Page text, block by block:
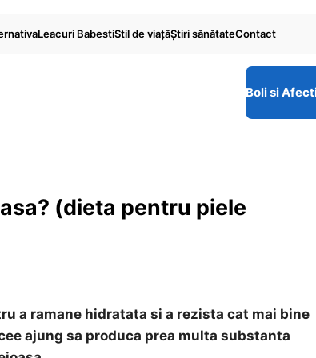
Leacuri BabestiStil de viaţăŞtiri sănătateContact
Boli si
(dieta pentru piele
a ramane hidratata si a rezista cat mai bine
ajung sa produca prea multa substanta